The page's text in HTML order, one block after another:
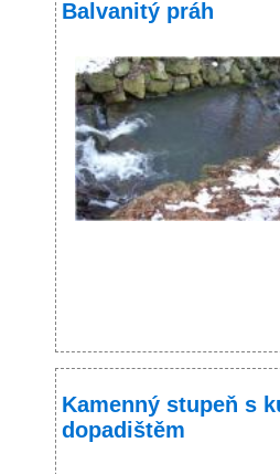
Balvanitý práh
Kamenný stupeň s
dopadištěm